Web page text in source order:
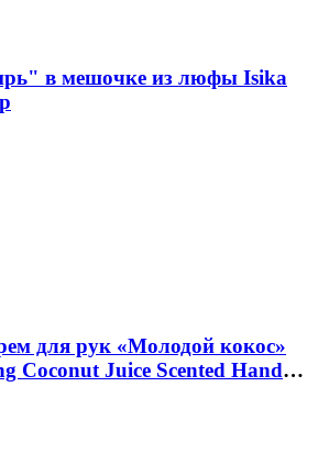
в мешочке из люфы Isika
для рук «Молодой кокос»
Coconut Juice Scented Hand